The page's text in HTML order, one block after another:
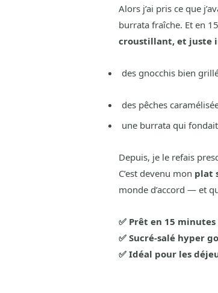
Alors j’ai pris ce que
burrata fraîche. Et en
croustillant, et juste
des gnocchis bien
des pêches
une burrata qui
Depuis, je le refais
C’est devenu mon plat
monde d’accord — et
✅ Prêt en 15
✅ Sucré-salé hyper
✅ Idéal pour les